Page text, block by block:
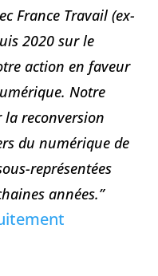
France Travail (ex-
2020 sur le
action en faveur
Notre
reconversion
du numérique de
représentées
années.”